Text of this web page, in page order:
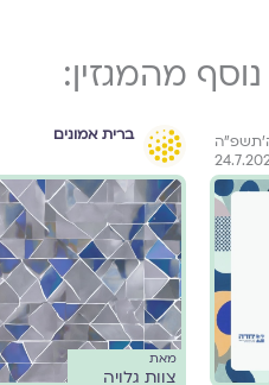
נוסף מהמגזין:
ברית אמונים
מאת
צוות גלויה